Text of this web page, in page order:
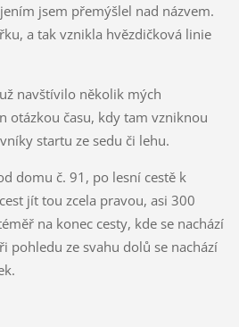
jsem přemýšlel nad názvem.
a tak vznikla hvězdičková linie
navštívilo několik mých
otázkou času, kdy tam vzniknou
startu ze sedu či lehu.
domu č. 91, po lesní cestě k
jít tou zcela pravou, asi 300
na konec cesty, kde se nachází
pohledu ze svahu dolů se nachází